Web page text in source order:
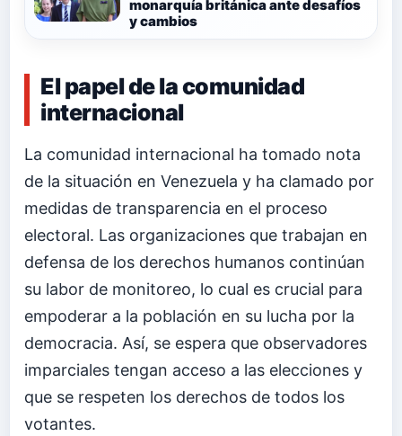
monarquía británica ante desafíos
y cambios
El papel de la comunidad
internacional
La comunidad internacional ha tomado nota
de la situación en Venezuela y ha clamado por
medidas de transparencia en el proceso
electoral. Las organizaciones que trabajan en
defensa de los derechos humanos continúan
su labor de monitoreo, lo cual es crucial para
empoderar a la población en su lucha por la
democracia. Así, se espera que observadores
imparciales tengan acceso a las elecciones y
que se respeten los derechos de todos los
votantes.